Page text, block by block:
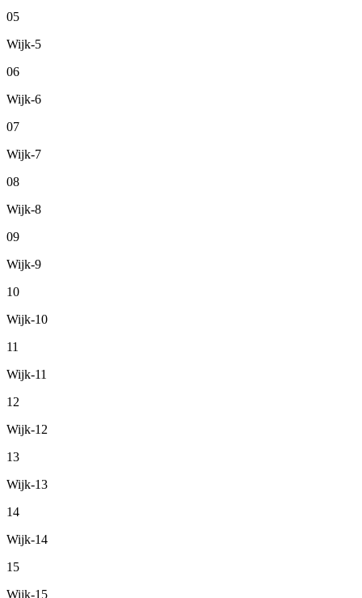
05
Wijk-5
06
Wijk-6
07
Wijk-7
08
Wijk-8
09
Wijk-9
10
Wijk-10
11
Wijk-11
12
Wijk-12
13
Wijk-13
14
Wijk-14
15
Wijk-15